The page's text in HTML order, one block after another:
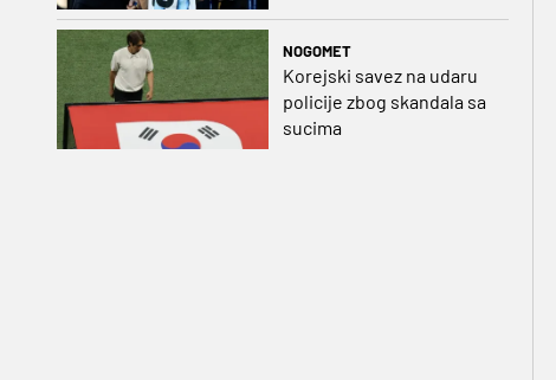
NOGOMET
Korejski savez na udaru
policije zbog skandala sa
sucima